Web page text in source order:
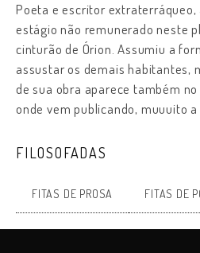
Poeta e escritor
estágio não remunerado neste
cinturão de Órion. Assumiu a
assustar os demais habitantes,
de sua obra aparece também
onde vem publicando, muuuito
FILOSOFADAS
FITAS DE PROSA FITAS DE